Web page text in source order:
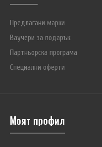
Предлагани марки
Ваучери за подарък
Партньорска програма
Специални оферти
Моят профил